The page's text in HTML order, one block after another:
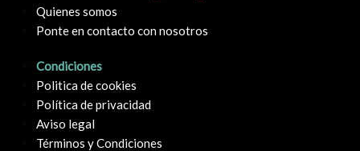
Quienes somos
Ponte en contacto con nosotros
Condiciones
Politica de cookies
Política de privacidad
Aviso legal
Términos y Condiciones